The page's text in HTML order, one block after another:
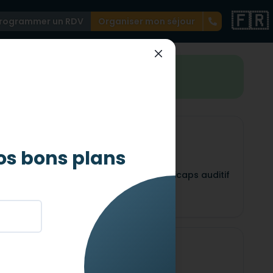
un RDV Organiser mon séjour 🇫🇷
Adapté pour les handicaps auditif
bons plans